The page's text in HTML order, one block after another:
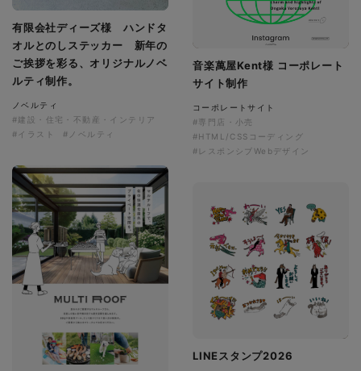
音楽萬屋Kent様 コーポレート
サイト制作
コーポレートサイト
#専門店・小売
#HTML/CSSコーディング
#レスポンシブWebデザイン
有限会社ディーズ様 ハンドタ
オルとのしステッカー 新年の
ご挨拶を彩る、オリジナルノベ
ルティ制作。
ノベルティ
#建設・住宅・不動産・インテリア
#イラスト
#ノベルティ
LINEスタンプ2026